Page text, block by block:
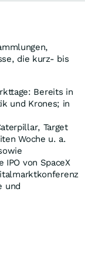
die kurz- bis
Bereits in
und Krones; in
Target
Woche u. a.
von SpaceX
und